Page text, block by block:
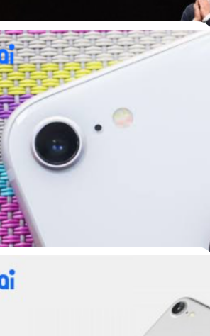
9 (iPhone SE 2) มีเปิด
ล้ว
ตเคสสมาร์ตโฟน ได้เปิดจองเคส
SE 2 ล่วงหน้าผ่านออนไลน์แล้ว
น์ของ iPhone รุ่นประหยัดรุ่นนี้จะเดินตาม
างแน่แล้ว นอกจากนี้ เป็นที่น่าสังเกตว่า
หญ่อย่างใน Amazon และ Alibaba ก็ได้
ดให้จองเคสของ iPhone 9 กันล่วงหน้า
จากรายงานข่าวล่าสุดเวลานี้ คาดกันว่า
2) จะวางจำหน่ายเรื่มที่ราคา 399
คงมีปุ่มโฮมสำหรับสแกน Touch ID เช่นเดิม
ดำ space gray, สีเงิน และสีแดง) และจะมี
ะ 128…
days ago
ตัวเดือนมีนาคม เคาะราคา